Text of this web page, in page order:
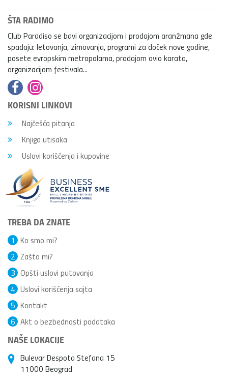
ŠTA RADIMO
Club Paradiso se bavi organizacijom i prodajom aranžmana gde
spadaju: letovanja, zimovanja, programi za doček nove godine,
posete evropskim metropolama, prodajom avio karata,
organizacijom festivala...
KORISNI LINKOVI
Najčešća pitanja
Knjiga utisaka
Uslovi korišćenja i kupovine
TREBA DA ZNATE
Ko smo mi?
1
Zašto mi?
2
Opšti uslovi putovanja
3
Uslovi korišćenja sajta
4
Kontakt
5
Akt o bezbednosti podataka
6
NAŠE LOKACIJE
Bulevar Despota Stefana 15
11000 Beograd